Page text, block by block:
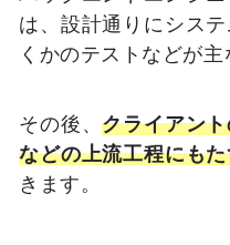
は、設計通りにシス
くかのテストなどが主
その後、クライアン
などの上流工程にも
きます。